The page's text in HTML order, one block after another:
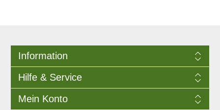
Information
Hilfe & Service
Mein Konto